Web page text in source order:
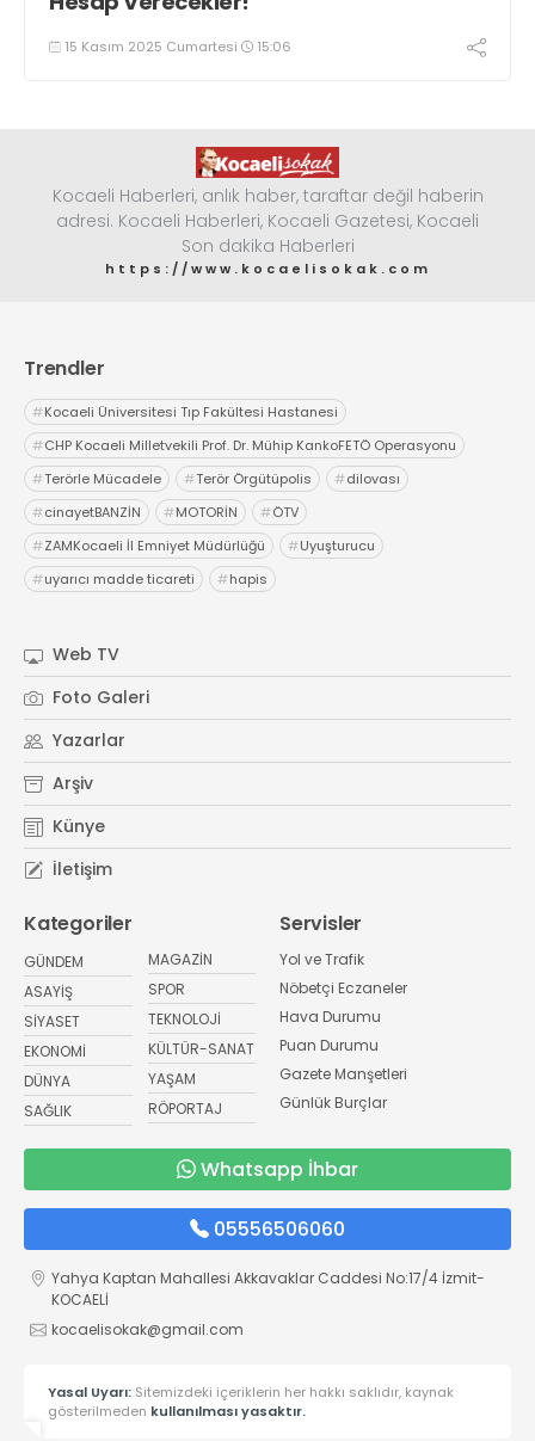
15 Kasım 2025 Cumartesi 15:06
Kocaeli Haberleri, anlık haber, taraftar değil haberin
adresi. Kocaeli Haberleri, Kocaeli Gazetesi, Kocaeli
Son dakika Haberleri
https://www.kocaelisokak.com
Trendler
#Kocaeli Üniversitesi Tıp Fakültesi Hastanesi
#CHP Kocaeli Milletvekili Prof. Dr. Mühip KankoFETÖ Operasyonu
#Terörle Mücadele #Terör Örgütüpolis #dilovası
#cinayetBANZİN #MOTORİN #ÖTV
#ZAMKocaeli İl Emniyet Müdürlüğü #Uyuşturucu
#uyarıcı madde ticareti #hapis
Web TV
Foto Galeri
Yazarlar
Arşiv
Künye
İletişim
Kategoriler
GÜNDEM
ASAYİŞ
SİYASET
EKONOMİ
DÜNYA
SAĞLIK
MAGAZİN
SPOR
TEKNOLOJİ
KÜLTÜR-SANAT
YAŞAM
RÖPORTAJ
Servisler
Yol ve Trafik
Nöbetçi Eczaneler
Hava Durumu
Puan Durumu
Gazete Manşetleri
Günlük Burçlar
Whatsapp İhbar
05556506060
Yahya Kaptan Mahallesi Akkavaklar Caddesi No:17/4 İzmit-
KOCAELİ
kocaelisokak@gmail.com
Yasal Uyarı: Sitemizdeki içeriklerin her hakkı saklıdır, kaynak
gösterilmeden kullanılması yasaktır.